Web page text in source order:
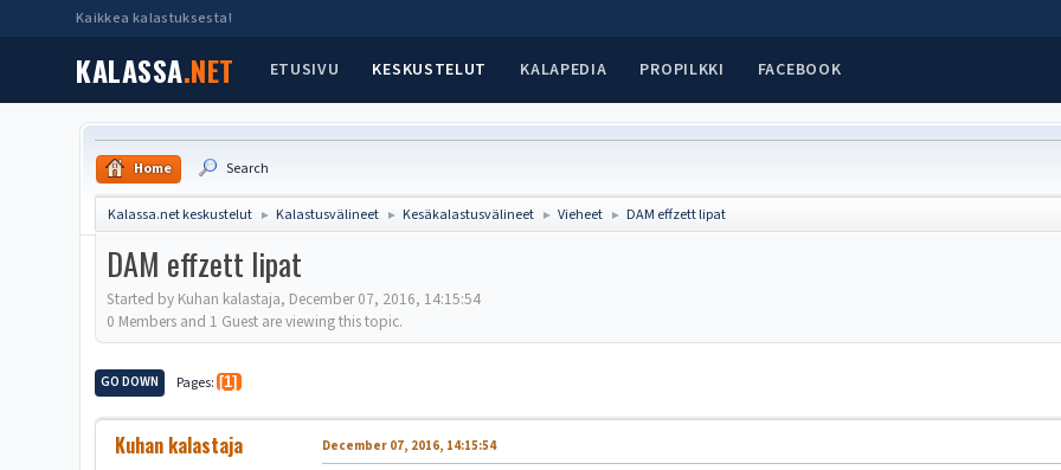
Kaikkea kalastuksesta!
KALASSA.NET ETUSIVU KESKUSTELUT KALAPEDIA PROPILKKI FACEBOOK
Home Search
Kalassa.net keskustelut ► Kalastusvälineet ► Kesäkalastusvälineet ► Vieheet ► DAM effzett lipat
DAM effzett lipat
Started by Kuhan kalastaja, December 07, 2016, 14:15:54
0 Members and 1 Guest are viewing this topic.
GO DOWN Pages 1
Kuhan kalastaja December 07, 2016, 14:15:54